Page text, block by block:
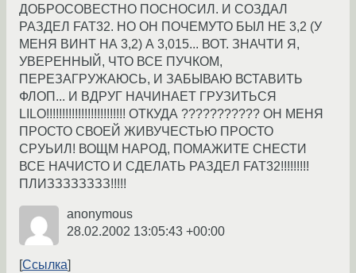
ДОБРОСОВЕСТНО ПОСНОСИЛ. И СОЗДАЛ
РАЗДЕЛ FAT32. НО ОН ПОЧЕМУТО БЫЛ НЕ 3,2 (У
МЕНЯ ВИНТ НА 3,2) А 3,015... ВОТ. ЗНАЧТИ Я,
УВЕРЕННЫЙ, ЧТО ВСЕ ПУЧКОМ,
ПЕРЕЗАГРУЖАЮСЬ, И ЗАБЫВАЮ ВСТАВИТЬ
ФЛОП... И ВДРУГ НАЧИНАЕТ ГРУЗИТЬСЯ
LILO!!!!!!!!!!!!!!!!!!!!!!!!! ОТКУДА ??????????? ОН МЕНЯ
ПРОСТО СВОЕЙ ЖИВУЧЕСТЬЮ ПРОСТО
СРУЬИЛ! ВОЩМ НАРОД, ПОМАЖИТЕ СНЕСТИ
ВСЕ НАЧИСТО И СДЕЛАТЬ РАЗДЕЛ FAT32!!!!!!!!!
ПЛИЗЗЗЗЗЗЗЗ!!!!!
anonymous
28.02.2002 13:05:43 +00:00
Ссылка